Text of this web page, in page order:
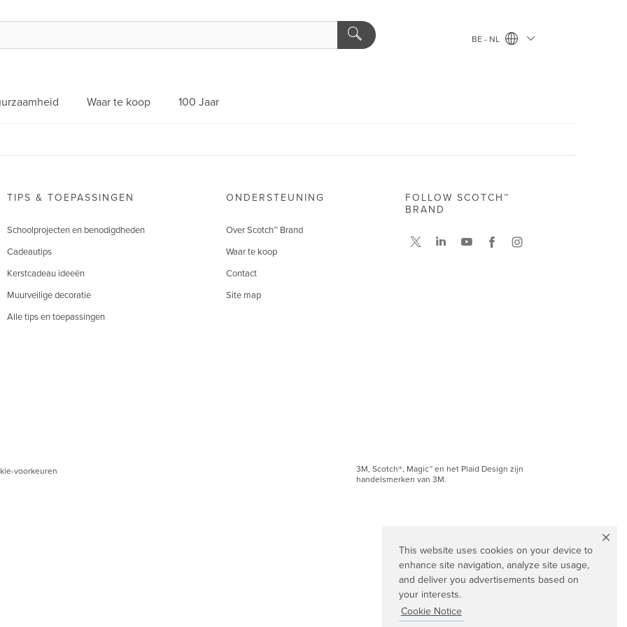
This website uses cookies on your device to
enhance site navigation, analyze site usage,
and deliver you advertisements based on
your interests.
Cookie Notice
BE - NL
Waar te koop 100 Jaar
TIPS & TOEPASSINGEN
Schoolprojecten en benodigdheden
Cadeautips
Kerstcadeau ideeën
Muurveilige decoratie
Alle tips en toepassingen
ONDERSTEUNING
Over Scotch™ Brand
Waar te koop
Contact
Site map
voorkeuren
FOLLOW SCOTCH™
BRAND
3M, Scotch®, Magic™ en het Plaid Design zijn
handelsmerken van 3M.